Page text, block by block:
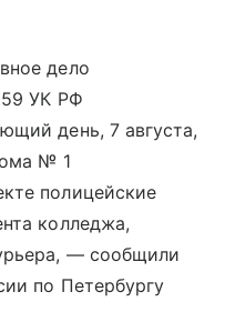
дело
УК РФ
день, 7 августа,
№ 1
полицейские
колледжа,
— сообщили
по Петербургу